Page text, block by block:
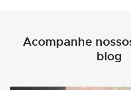
Acompanhe
blog